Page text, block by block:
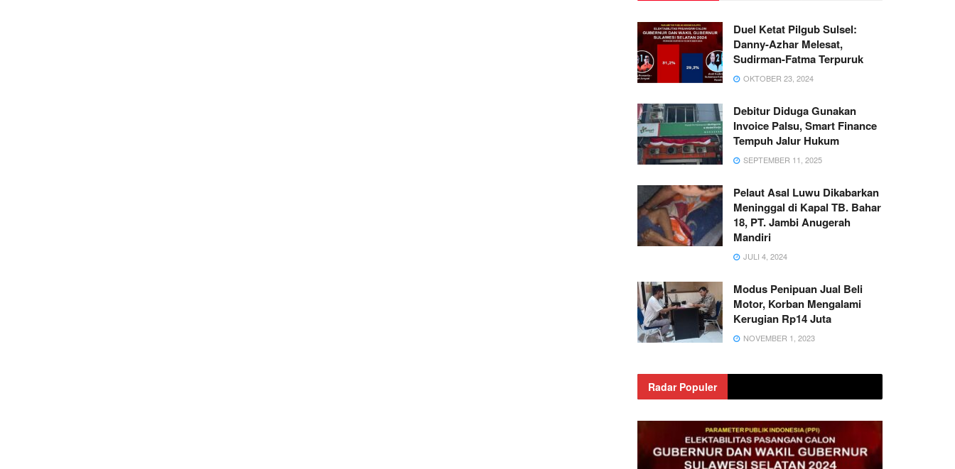
Duel Ketat Pilgub Sulsel:
Danny-Azhar Melesat,
Sudirman-Fatma Terpuruk
OKTOBER 23, 2024
Debitur Diduga Gunakan
Invoice Palsu, Smart Finance
Tempuh Jalur Hukum
SEPTEMBER 11, 2025
Pelaut Asal Luwu Dikabarkan
Meninggal di Kapal TB. Bahar
18, PT. Jambi Anugerah
Mandiri
JULI 4, 2024
Modus Penipuan Jual Beli
Motor, Korban Mengalami
Kerugian Rp14 Juta
NOVEMBER 1, 2023
Radar Populer